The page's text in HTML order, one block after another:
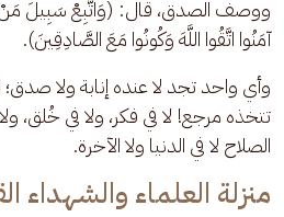
ووصف الصدق، قال: (وَاتَّبِعْ سَبِيلَ مَنْ
آمَنُوا اتَّقُوا اللَّهَ وَكُونُوا مَعَ الصَّادِقِينَ).
وأي واحد تجد لا عنده إنابة ولا صدق؛
تتخذه مرجع! لا في فكر، ولا في خُلق،
الصلاح لا في الدنيا ولا الآخرة.
منزلة العلماء والشهداء